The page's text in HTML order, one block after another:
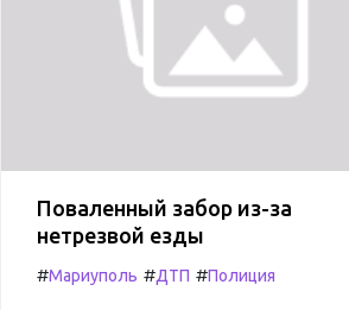
Поваленный забор из-за
нетрезвой езды
#Мариуполь #ДТП #Полиция